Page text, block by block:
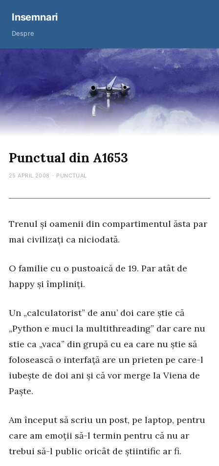
Insemnari
Despre
Punctual din A1653
25 APRIL 2008 · PUNCTUAL
Trenul și oamenii din compartimentul ăsta par
mai civilizați ca niciodată.
O familie cu o pustoaică de 19. Par atât de
happy și împliniți.
Un „calculatorist” de anu’ doi care știe că
„Python e muci la multithreading” dar care nu
stie ca „vaca” din grupă cu ea care nu știe să
folosească o interfață are un prieten pe care-l
iubește de doi ani și că vor merge la Viena de
Paște.
Am început să scriu un post, pe laptop, pentru
care am emoții să-l termin pentru că nu ar
trebui să-l public oricât de știintific ar fi.